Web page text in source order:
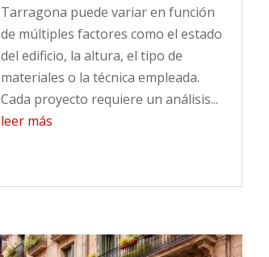
Tarragona puede variar en función
de múltiples factores como el estado
del edificio, la altura, el tipo de
materiales o la técnica empleada.
Cada proyecto requiere un análisis...
leer más